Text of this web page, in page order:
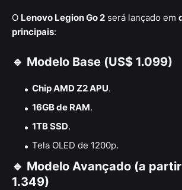
O Lenovo Legion Go 2 será lançado em
principais:
🔹 Modelo Base (US$ 1.099)
Chip AMD Z2 APU.
16GB de RAM.
1TB SSD.
Tela OLED de 1200p.
🔹 Modelo Avançado (a
1.349)